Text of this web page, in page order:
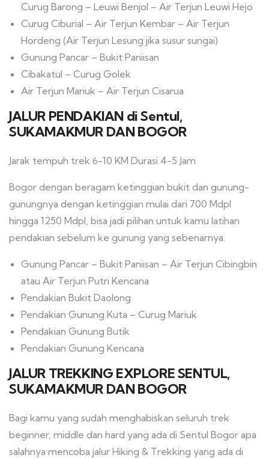
Curug Barong – Leuwi Benjol – Air Terjun Leuwi Hejo
Curug Ciburial – Air Terjun Kembar – Air Terjun
Hordeng (Air Terjun Lesung jika susur sungai)
Gunung Pancar – Bukit Paniisan
Cibakatul – Curug Golek
Air Terjun Mariuk – Air Terjun Cisarua
JALUR PENDAKIAN di Sentul,
SUKAMAKMUR DAN BOGOR
Jarak tempuh trek 6-10 KM Durasi 4-5 Jam
Bogor dengan beragam ketinggian bukit dan gunung-
gunungnya dengan ketinggian mulai dari 700 Mdpl
hingga 1250 Mdpl, bisa jadi pilihan untuk kamu latihan
pendakian sebelum ke gunung yang sebenarnya.
Gunung Pancar – Bukit Paniisan – Air Terjun Cibingbin
atau Air Terjun Putri Kencana
Pendakian Bukit Daolong
Pendakian Gunung Kuta – Curug Mariuk
Pendakian Gunung Butik
Pendakian Gunung Kencana
JALUR TREKKING EXPLORE SENTUL,
SUKAMAKMUR DAN BOGOR
Bagi kamu yang sudah menghabiskan seluruh trek
beginner, middle dan hard yang ada di Sentul Bogor apa
salahnya mencoba jalur Hiking & Trekking yang ada di